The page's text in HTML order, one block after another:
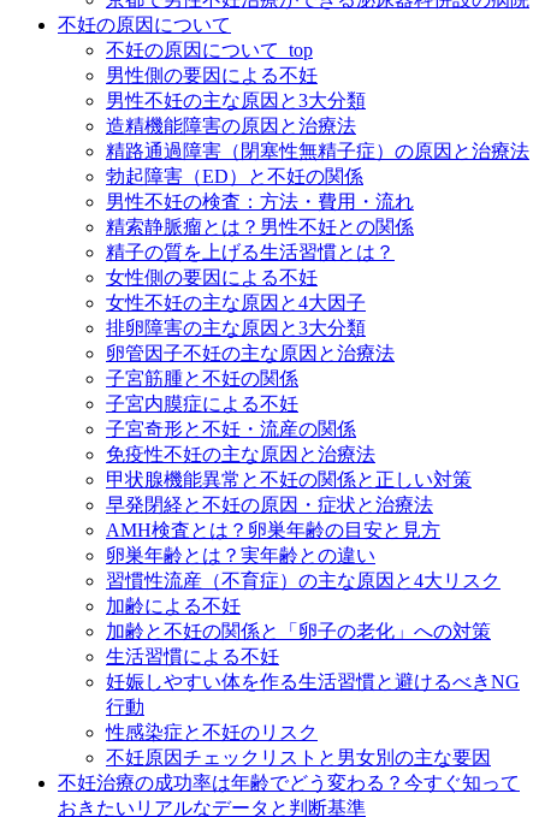
不妊の原因について
不妊の原因について_top
男性側の要因による不妊
男性不妊の主な原因と3大分類
造精機能障害の原因と治療法
精路通過障害（閉塞性無精子症）の原因と治療法
勃起障害（ED）と不妊の関係
男性不妊の検査：方法・費用・流れ
精索静脈瘤とは？男性不妊との関係
精子の質を上げる生活習慣とは？
女性側の要因による不妊
女性不妊の主な原因と4大因子
排卵障害の主な原因と3大分類
卵管因子不妊の主な原因と治療法
子宮筋腫と不妊の関係
子宮内膜症による不妊
子宮奇形と不妊・流産の関係
免疫性不妊の主な原因と治療法
甲状腺機能異常と不妊の関係と正しい対策
早発閉経と不妊の原因・症状と治療法
AMH検査とは？卵巣年齢の目安と見方
卵巣年齢とは？実年齢との違い
習慣性流産（不育症）の主な原因と4大リスク
加齢による不妊
加齢と不妊の関係と「卵子の老化」への対策
生活習慣による不妊
妊娠しやすい体を作る生活習慣と避けるべきNG
行動
性感染症と不妊のリスク
不妊原因チェックリストと男女別の主な要因
不妊治療の成功率は年齢でどう変わる？今すぐ知って
おきたいリアルなデータと判断基準